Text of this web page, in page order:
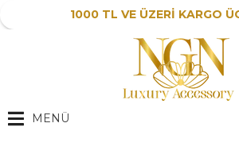
1000 TL VE ÜZERİ KARGO
MENÜ